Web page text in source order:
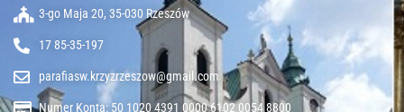
3-go Maja 20, 35-030 Rzeszów
17 85-35-197
parafiasw.krzyzrzeszow@gmail.com
Numer Konta: 50 1020 4391 0000 6102 0054 8800